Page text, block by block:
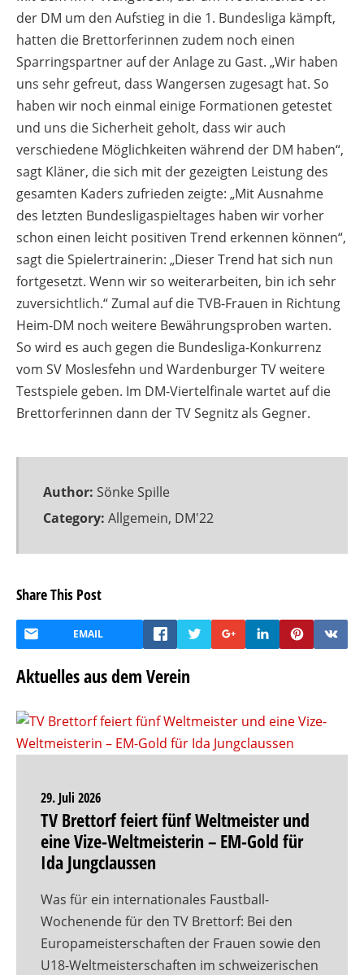
der DM um den Aufstieg in die 1. Bundesliga kämpft,
hatten die Brettorferinnen zudem noch einen
Sparringspartner auf der Anlage zu Gast. „Wir haben
uns sehr gefreut, dass Wangersen zugesagt hat. So
haben wir noch einmal einige Formationen getestet
und uns die Sicherheit geholt, dass wir auch
verschiedene Möglichkeiten während der DM haben“,
sagt Kläner, die sich mit der gezeigten Leistung des
gesamten Kaders zufrieden zeigte: „Mit Ausnahme
des letzten Bundesligaspieltages haben wir vorher
schon einen leicht positiven Trend erkennen können“,
sagt die Spielertrainerin: „Dieser Trend hat sich nun
fortgesetzt. Wenn wir so weiterarbeiten, bin ich sehr
zuversichtlich.“ Zumal auf die TVB-Frauen in Richtung
Heim-DM noch weitere Bewährungsproben warten.
So wird es auch gegen die Bundesliga-Konkurrenz
vom SV Moslesfehn und Wardenburger TV weitere
Testspiele geben. Im DM-Viertelfinale wartet auf die
Brettorferinnen dann der TV Segnitz als Gegner.
Author: Sönke Spille
Category: Allgemein, DM'22
Share This Post
EMAIL
Aktuelles aus dem Verein
29. Juli 2026
TV Brettorf feiert fünf Weltmeister und
eine Vize-Weltmeisterin – EM-Gold für
Ida Jungclaussen
Was für ein internationales Faustball-
Wochenende für den TV Brettorf: Bei den
Europameisterschaften der Frauen sowie den
U18-Weltmeisterschaften im schweizerischen